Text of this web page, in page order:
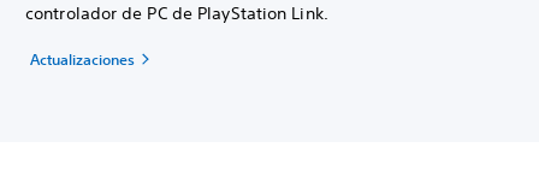
controlador de PC de PlayStation Link.
Actualizaciones